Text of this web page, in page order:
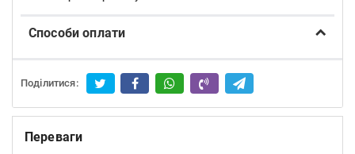
Способи оплати
Поділитися:
Переваги